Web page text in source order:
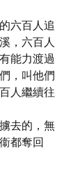
六百人追
，六百人
能力渡過
，叫他們
人繼續往
去的，無
都奪回